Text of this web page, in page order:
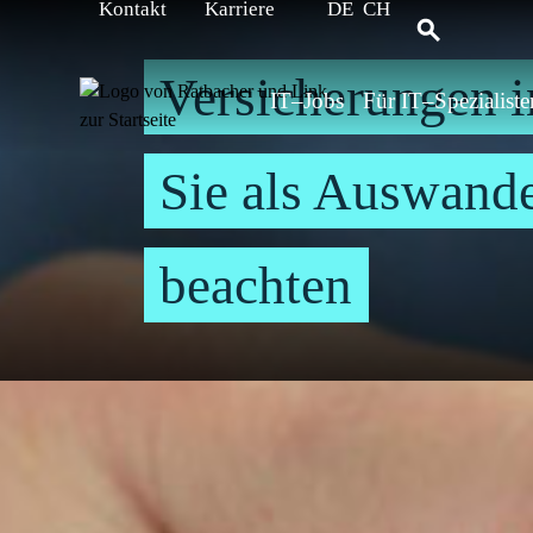
Kontakt Karriere DE CH
IT–Jobs Für
Versicherungen
Sie als
beachten